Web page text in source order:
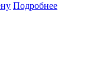
Подробнее